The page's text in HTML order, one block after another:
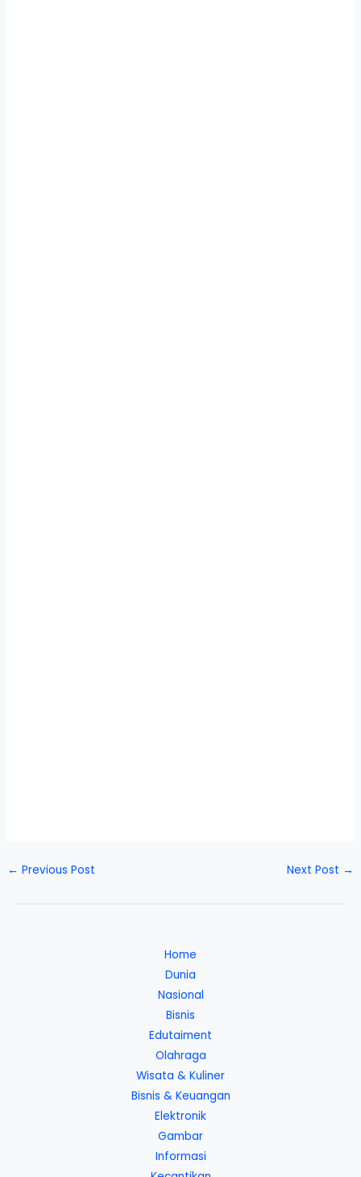
← Previous Post Next Post →
Home
Dunia
Nasional
Bisnis
Edutaiment
Olahraga
Wisata & Kuliner
Bisnis & Keuangan
Elektronik
Gambar
Informasi